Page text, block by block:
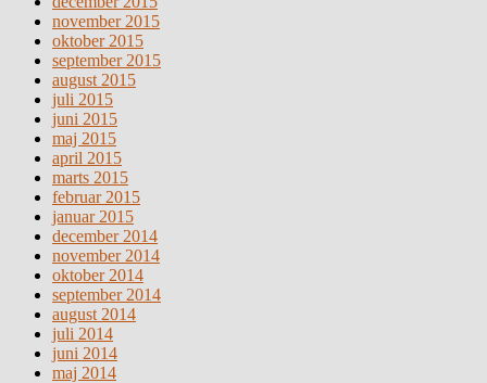
november 2015
oktober 2015
september 2015
august 2015
juli 2015
juni 2015
maj 2015
april 2015
marts 2015
februar 2015
januar 2015
december 2014
november 2014
oktober 2014
september 2014
august 2014
juli 2014
juni 2014
maj 2014